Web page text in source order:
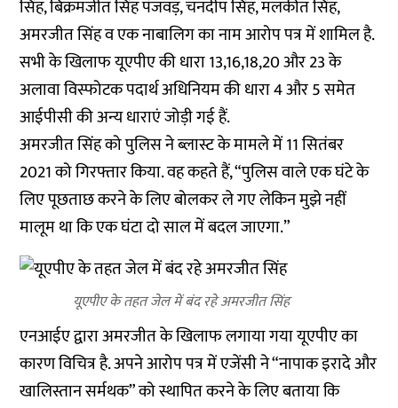
सिंह, बिक्रमजीत सिंह पंजवड़, चनदीप सिंह, मलकीत सिंह,
अमरजीत सिंह व एक नाबालिग का नाम आरोप पत्र में शामिल है.
सभी के खिलाफ यूएपीए की धारा 13,16,18,20 और 23 के
अलावा विस्फोटक पदार्थ अधिनियम की धारा 4 और 5 समेत
आईपीसी की अन्य धाराएं जोड़ी गई हैं.
अमरजीत सिंह को पुलिस ने ब्लास्ट के मामले में 11 सितंबर
2021 को गिरफ्तार किया. वह कहते हैं, “पुलिस वाले एक घंटे के
लिए पूछताछ करने के लिए बोलकर ले गए लेकिन मुझे नहीं
मालूम था कि एक घंटा दो साल में बदल जाएगा.”
यूएपीए के तहत जेल में बंद रहे अमरजीत सिंह
एनआईए द्वारा अमरजीत के खिलाफ लगाया गया यूएपीए का
कारण विचित्र है. अपने आरोप पत्र में एजेंसी ने “नापाक इरादे और
खालिस्तान सर्मथक” को स्थापित करने के लिए बताया कि